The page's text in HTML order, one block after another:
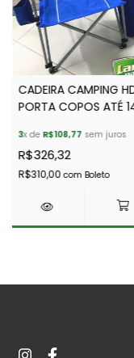
CADEIRA CAMPING
PORTA COPOS ATÉ
3x de R$108,77 sem juros
R$326,32
R$310,00com Boleto